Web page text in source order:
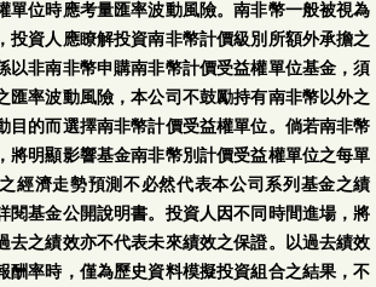
單位時應考量匯率波動風險。南非幣一般被視為
投資人應瞭解投資南非幣計價級別所額外承擔之
以非南非幣申購南非幣計價受益權單位基金，須
匯率波動風險，本公司不鼓勵持有南非幣以外之
目的而選擇南非幣計價受益權單位。倘若南非幣
將明顯影響基金南非幣別計價受益權單位之每單
經濟走勢預測不必然代表本公司系列基金之績
閱基金公開說明書。投資人因不同時間進場，將
去之績效亦不代表未來績效之保證。以過去績效
酬率時，僅為歷史資料模擬投資組合之結果，不